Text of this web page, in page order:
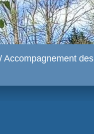
Accompagnement des